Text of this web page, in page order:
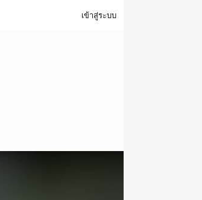
เข้าสู่ระบบ